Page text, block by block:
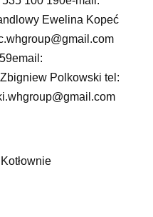
Ewelina Kopeć
Polkowski tel: